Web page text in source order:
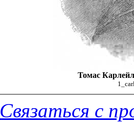
Томас
Связаться с